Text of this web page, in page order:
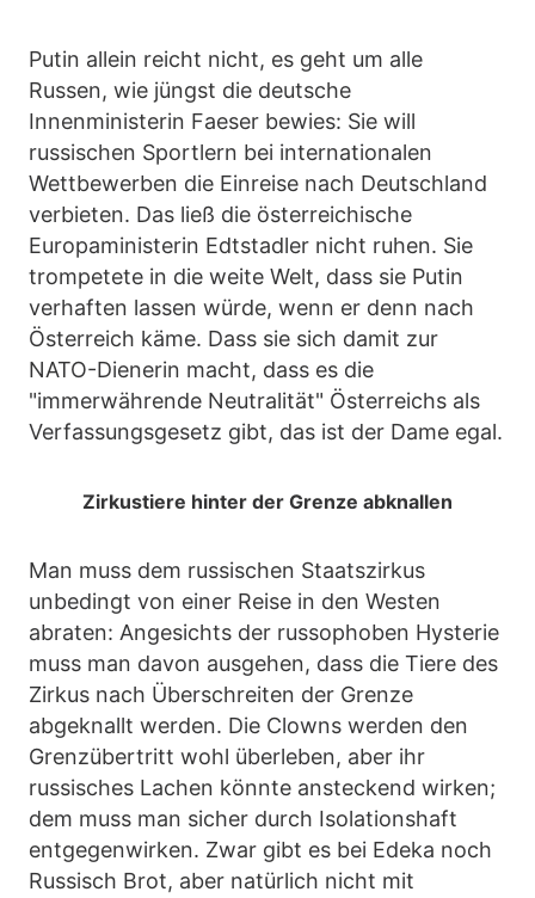
Putin allein reicht nicht, es geht um alle
Russen, wie jüngst die deutsche
Innenministerin Faeser bewies: Sie will
russischen Sportlern bei internationalen
Wettbewerben die Einreise nach Deutschland
verbieten. Das ließ die österreichische
Europaministerin Edtstadler nicht ruhen. Sie
trompetete in die weite Welt, dass sie Putin
verhaften lassen würde, wenn er denn nach
Österreich käme. Dass sie sich damit zur
NATO-Dienerin macht, dass es die
"immerwährende Neutralität" Österreichs als
Verfassungsgesetz gibt, das ist der Dame egal.
Zirkustiere hinter der Grenze abknallen
Man muss dem russischen Staatszirkus
unbedingt von einer Reise in den Westen
abraten: Angesichts der russophoben Hysterie
muss man davon ausgehen, dass die Tiere des
Zirkus nach Überschreiten der Grenze
abgeknallt werden. Die Clowns werden den
Grenzübertritt wohl überleben, aber ihr
russisches Lachen könnte ansteckend wirken;
dem muss man sicher durch Isolationshaft
entgegenwirken. Zwar gibt es bei Edeka noch
Russisch Brot, aber natürlich nicht mit